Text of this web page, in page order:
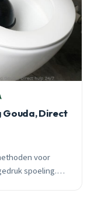
Gouda, Direct
voor
spoeling.